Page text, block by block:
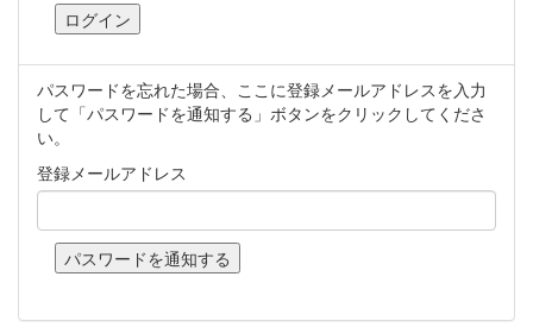
パスワードを忘れた場合、ここに登録メールアドレスを入力
して「パスワードを通知する」ボタンをクリックしてくださ
い。
登録メールアドレス